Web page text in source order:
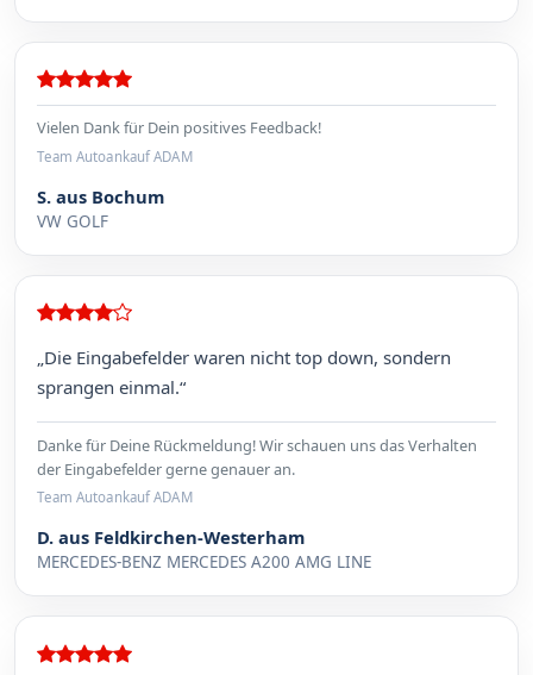
Vielen Dank für Dein positives Feedback!
Team Autoankauf ADAM
S. aus Bochum
VW GOLF
„Die Eingabefelder waren nicht top down, sondern
sprangen einmal.“
Danke für Deine Rückmeldung! Wir schauen uns das Verhalten
der Eingabefelder gerne genauer an.
Team Autoankauf ADAM
D. aus Feldkirchen-Westerham
MERCEDES-BENZ MERCEDES A200 AMG LINE